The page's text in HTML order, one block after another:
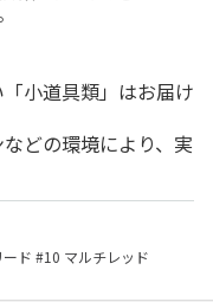
小道具類」はお届け
どの環境により、実
ド #10 マルチレッド